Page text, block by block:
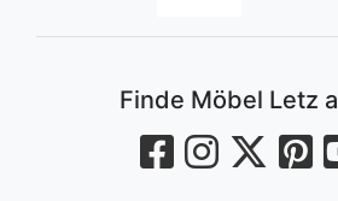
Finde Möbel Letz